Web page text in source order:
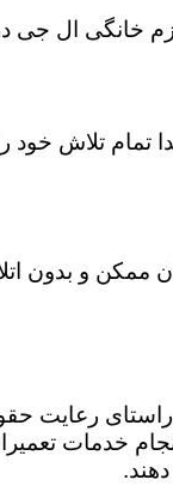
خانگی ال جی
تمام تلاش خود
ممکن و بدون
راستای
خدمات